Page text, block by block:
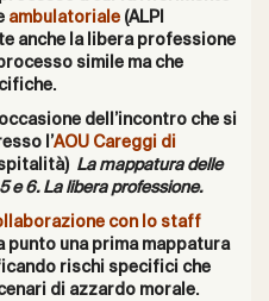
ambulatoriale(ALPI
anche la libera professione
simile ma che
dell’incontro che si
l’AOU Careggi di
La mappatura delle
e 6. La libera professione.
con lo staff
punto una prima mappatura
rischi specifici che
di azzardo morale.